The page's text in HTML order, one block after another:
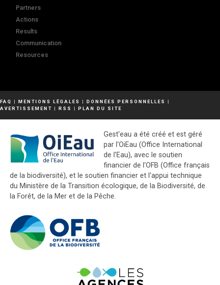
Partners
Actions
Results
Communication
Resources
FAQ | MENTIONS LÉGALES | DONNÉES PERSONNELLES
|
AVERTISSEMENT | RSS | PLAN DU SITE
Gest'eau a été créé et est géré
par l'OiEau (Office International
de l'Eau), avec le soutien
financier de l'OFB (Office français
de la biodiversité), et le soutien financier et l'appui technique
du Ministère de la Transition écologique, de la Biodiversité, de
la Forêt, de la Mer et de la Pêche.